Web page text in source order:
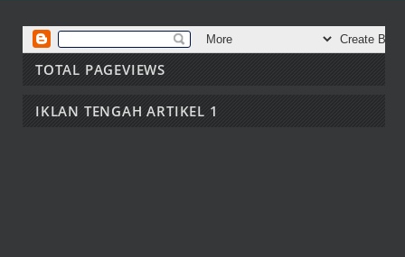
TOTAL PAGEVIEWS
IKLAN TENGAH ARTIKEL 1